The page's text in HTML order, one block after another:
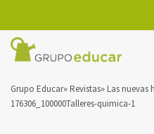
Grupo Educar Revistas Las nuevas
176306_100000Talleres-quimica-1